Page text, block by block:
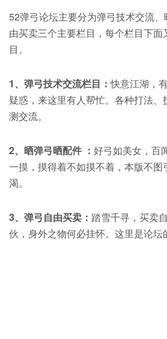
52弹弓论坛主要分为弹弓技术交流
由买卖三个主要栏目，每个栏目下面
目。
1、弹弓技术交流栏目：快意江湖，
疑惑，来这里有人帮忙。各种打法
测交流。
2、晒弹弓晒配件 ： 好弓如美女，百
一摸，摸得着不如摸不着，本版不图
渴。
3、弹弓自由买卖： 踏雪千寻，买卖
伙，身外之物何必挂怀。这里是论坛